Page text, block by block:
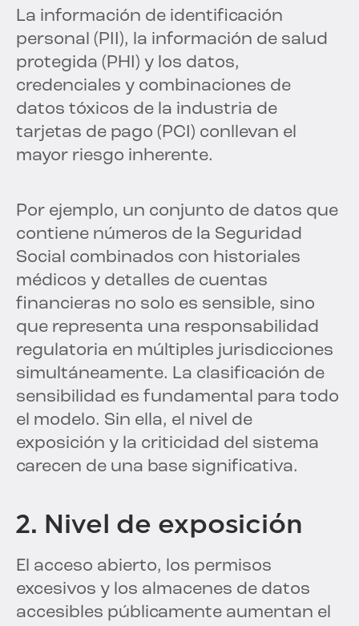
La información de identificación
personal (PII), la información de salud
protegida (PHI) y los datos,
credenciales y combinaciones de
datos tóxicos de la industria de
tarjetas de pago (PCI) conllevan el
mayor riesgo inherente.
Por ejemplo, un conjunto de datos que
contiene números de la Seguridad
Social combinados con historiales
médicos y detalles de cuentas
financieras no solo es sensible, sino
que representa una responsabilidad
regulatoria en múltiples jurisdicciones
simultáneamente. La clasificación de
sensibilidad es fundamental para todo
el modelo. Sin ella, el nivel de
exposición y la criticidad del sistema
carecen de una base significativa.
2. Nivel de exposición
El acceso abierto, los permisos
excesivos y los almacenes de datos
accesibles públicamente aumentan el